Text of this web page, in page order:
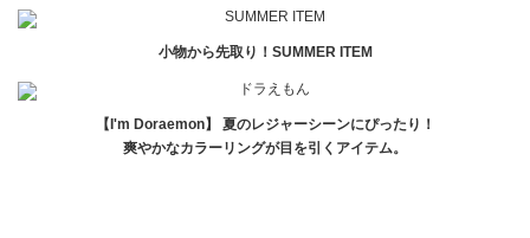
小物から先取り！SUMMER ITEM
【I'm Doraemon】 夏のレジャーシーンにぴったり！
爽やかなカラーリングが目を引くアイテム。